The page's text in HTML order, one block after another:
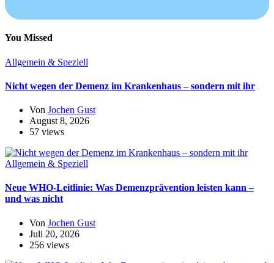
You Missed
Allgemein & Speziell
Nicht wegen der Demenz im Krankenhaus – sondern mit ihr
Von Jochen Gust
August 8, 2026
57 views
Allgemein & Speziell
Neue WHO-Leitlinie: Was Demenzprävention leisten kann –
und was nicht
Von Jochen Gust
Juli 20, 2026
256 views